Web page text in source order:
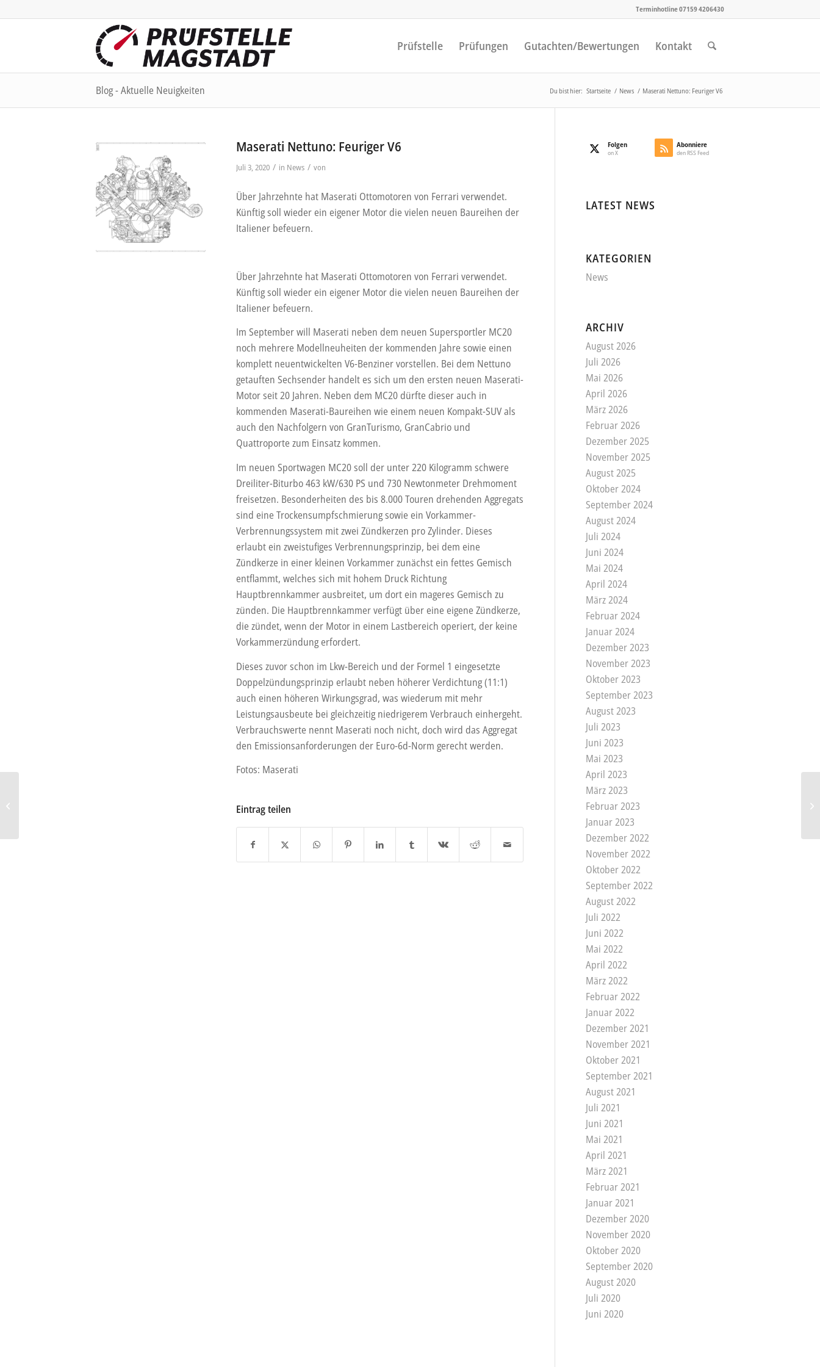
Terminhotline 07159 4206430
Prüfstelle Prüfungen Gutachten/Bewertungen Kontakt
Blog - Aktuelle Neuigkeiten Du bist hier: Startseite / News / Maserati Nettuno: Feuriger V6
Maserati Nettuno: Feuriger V6
Juli 3, 2020 / in News / von
Über Jahrzehnte hat Maserati Ottomotoren von Ferrari verwendet.
Künftig soll wieder ein eigener Motor die vielen neuen Baureihen der
Italiener befeuern.
Über Jahrzehnte hat Maserati Ottomotoren von Ferrari verwendet.
Künftig soll wieder ein eigener Motor die vielen neuen Baureihen der
Italiener befeuern.
Im September will Maserati neben dem neuen Supersportler MC20
noch mehrere Modellneuheiten der kommenden Jahre sowie einen
komplett neuentwickelten V6-Benziner vorstellen. Bei dem Nettuno
getauften Sechsender handelt es sich um den ersten neuen Maserati-
Motor seit 20 Jahren. Neben dem MC20 dürfte dieser auch in
kommenden Maserati-Baureihen wie einem neuen Kompakt-SUV als
auch den Nachfolgern von GranTurismo, GranCabrio und
Quattroporte zum Einsatz kommen.
Im neuen Sportwagen MC20 soll der unter 220 Kilogramm schwere
Dreiliter-Biturbo 463 kW/630 PS und 730 Newtonmeter Drehmoment
freisetzen. Besonderheiten des bis 8.000 Touren drehenden Aggregats
sind eine Trockensumpfschmierung sowie ein Vorkammer-
Verbrennungssystem mit zwei Zündkerzen pro Zylinder. Dieses
erlaubt ein zweistufiges Verbrennungsprinzip, bei dem eine
Zündkerze in einer kleinen Vorkammer zunächst ein fettes Gemisch
entflammt, welches sich mit hohem Druck Richtung
Hauptbrennkammer ausbreitet, um dort ein mageres Gemisch zu
zünden. Die Hauptbrennkammer verfügt über eine eigene Zündkerze,
die zündet, wenn der Motor in einem Lastbereich operiert, der keine
Vorkammerzündung erfordert.
Dieses zuvor schon im Lkw-Bereich und der Formel 1 eingesetzte
Doppelzündungsprinzip erlaubt neben höherer Verdichtung (11:1)
auch einen höheren Wirkungsgrad, was wiederum mit mehr
Leistungsausbeute bei gleichzeitig niedrigerem Verbrauch einhergeht.
Verbrauchswerte nennt Maserati noch nicht, doch wird das Aggregat
den Emissionsanforderungen der Euro-6d-Norm gerecht werden.
Fotos: Maserati
Eintrag teilen
Folgen
on X
Abonniere
den RSS Feed
LATEST NEWS
KATEGORIEN
News
ARCHIV
August 2026
Juli 2026
Mai 2026
April 2026
März 2026
Februar 2026
Dezember 2025
November 2025
August 2025
Oktober 2024
September 2024
August 2024
Juli 2024
Juni 2024
Mai 2024
April 2024
März 2024
Februar 2024
Januar 2024
Dezember 2023
November 2023
Oktober 2023
September 2023
August 2023
Juli 2023
Juni 2023
Mai 2023
April 2023
März 2023
Februar 2023
Januar 2023
Dezember 2022
November 2022
Oktober 2022
September 2022
August 2022
Juli 2022
Juni 2022
Mai 2022
April 2022
März 2022
Februar 2022
Januar 2022
Dezember 2021
November 2021
Oktober 2021
September 2021
August 2021
Juli 2021
Juni 2021
Mai 2021
April 2021
März 2021
Februar 2021
Januar 2021
Dezember 2020
November 2020
Oktober 2020
September 2020
August 2020
Juli 2020
Juni 2020